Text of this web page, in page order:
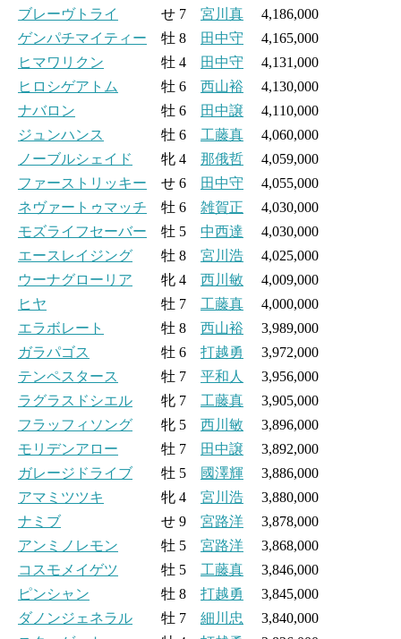
ブレーヴトライ
せ 7 宮川真 4,186,000
ゲンパチマイティー 牡 8 田中守 4,165,000
ヒマワリクン 牡 4 田中守 4,131,000
ヒロシゲアトム
牡 6 西山裕 4,130,000
ナバロン 牡 6 田中譲 4,110,000
ジュンハンス
牡 6 工藤真 4,060,000
ノーブルシェイド
牝 4 那俄哲 4,059,000
ファーストリッキー せ 6 田中守 4,055,000
ネヴァートゥマッチ 牡 6 雑賀正 4,030,000
モズライフセーバー 牡 5 中西達 4,030,000
エースレイジング 牡 8 宮川浩 4,025,000
ウーナグローリア 牝 4 西川敏 4,009,000
ヒヤ 牡 7 工藤真 4,000,000
エラボレート
牡 8 西山裕 3,989,000
ガラパゴス
牡 6 打越勇
3,972,000
テンペスタース
牡 7 平和人
3,956,000
ラグラスドシエル 牝 7 工藤真 3,905,000
フラッフィソング 牝 5 西川敏 3,896,000
モリデンアロー 牡 7 田中譲 3,892,000
ガレージドライブ 牡 5 國澤輝 3,886,000
アマミツツキ
牝 4 宮川浩 3,880,000
ナミブ せ 9 宮路洋 3,878,000
アンミノレモン 牡 5 宮路洋 3,868,000
コスモメイゲツ 牡 5 工藤真 3,846,000
ピンシャン 牡 8 打越勇
3,845,000
ダノンジェネラル 牡 7 細川忠
3,840,000